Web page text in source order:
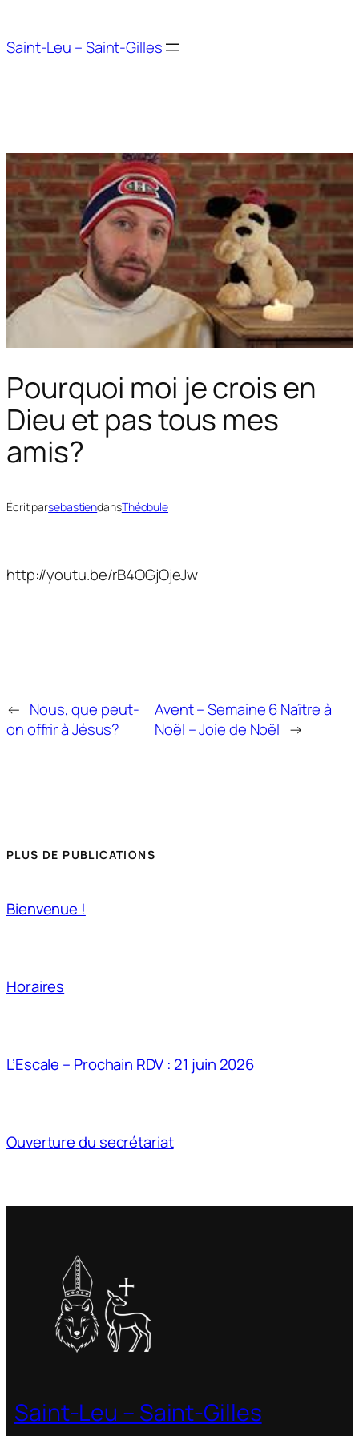
contenu
Saint-Leu – Saint-Gilles
Pourquoi moi je crois en
Dieu et pas tous mes
amis?
Écrit parsebastiendansThéobule
http://youtu.be/rB4OGjOjeJw
← Nous, que peut-
on offrir à Jésus?
Avent – Semaine 6 Naître à
Noël – Joie de Noël →
PLUS DE PUBLICATIONS
Bienvenue !
Horaires
L’Escale – Prochain RDV : 21 juin 2026
Ouverture du secrétariat
Saint-Leu – Saint-Gilles